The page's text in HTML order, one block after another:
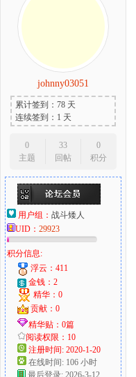
johnny03051
累计签到：78 天
连续签到：1 天
0
主题
33
回帖
0
积分
用户组： 战斗矮人
UID： 29923
积分信息:
浮云：411
金钱：2
精华：0
贡献：0
精华贴：0篇
阅读权限：10
注册时间: 2020-1-20
在线时间: 106 小时
最后登录: 2026-3-12